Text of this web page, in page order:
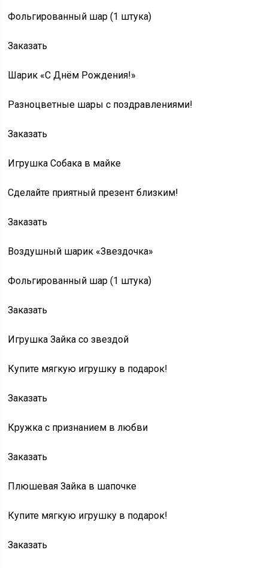
Фольгированный шар (1 штука)
Заказать
Шарик «С Днём Рождения!»
Разноцветные шары с поздравлениями!
Заказать
Игрушка Собака в майке
Сделайте приятный презент близким!
Заказать
Воздушный шарик «Звездочка»
Фольгированный шар (1 штука)
Заказать
Игрушка Зайка со звездой
Купите мягкую игрушку в подарок!
Заказать
Кружка с признанием в любви
Заказать
Плюшевая Зайка в шапочке
Купите мягкую игрушку в подарок!
Заказать